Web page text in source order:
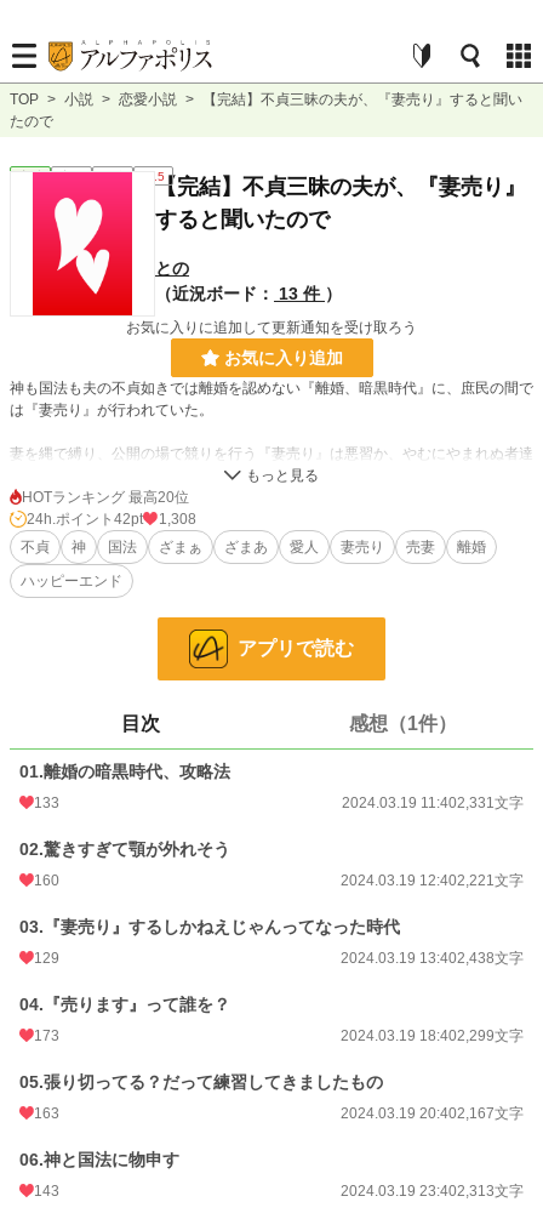
TOP > 小説 > 恋愛小説 >
【完結】不貞三昧の夫が、『妻売り』すると聞い
たので
恋愛 完結 短編 R15【完結】不貞三昧の夫が、『妻売り』
すると聞いたので
との
（近況ボード：
13 件 ）
お気に入りに追加して更新通知を受け取ろう
お気に入り追加
神も国法も夫の不貞如きでは離婚を認めない『離婚、暗黒時代』に、庶民の間で
は『妻売り』が行われていた。
妻を縄で縛り、公開の場で競りを行う『妻売り』は悪習か、やむにやまれぬ者達
結婚前から愛人を作り、２度としないと言う約束で結婚したはずなのに⋯⋯愛人
を作り続ける夫と離婚できない主人公アイラ。
ラは⋯⋯何を考え、どんな行動に出るのか。
『妻売り』自体は本当にあったお話ですが、このお話は⋯⋯もちろん、フィクシ
ョン。
ーーーーーー
８話で完結、公開予約設定済み。
Ｒ15は念の為・・
お気に入り
24h.ポイント
文字数
更新日時 2024.03.20 11:40
初回公開日時
HOTランキング 最高20位
24h.ポイント 42pt
1,308
不貞
神 国法 ざまぁ ざまあ 愛人 妻売り 売妻
離婚
ハッピーエンド
アプリで読む
目次 感想（1件）
01.離婚の暗黒時代、攻略法
133 2024.03.19 11:402,331文字
02.驚きすぎて顎が外れそう
160 2024.03.19 12:402,221文字
03.『妻売り』するしかねえじゃんってなった時代
129 2024.03.19 13:402,438文字
04.『売ります』って誰を？
173 2024.03.19 18:402,299文字
05.張り切ってる？だって練習してきましたもの
163 2024.03.19 20:402,167文字
06.神と国法に物申す
143 2024.03.19 23:402,313文字